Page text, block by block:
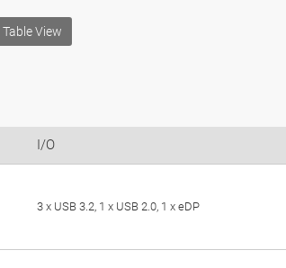
Table View
I/O
3 x USB 3.2, 1 x USB 2.0, 1 x eDP